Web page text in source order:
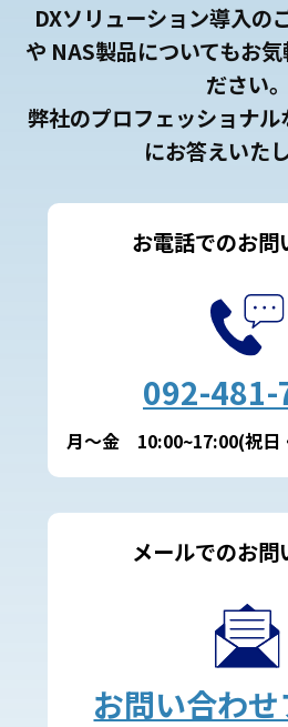
DXソリューション導入の
や NAS製品についてもお
ださい。
弊社のプロフェッショナ
にお答えいたし
お電話でのお問
092-481-
月～金 10:00~17:00(祝日
メールでのお問
お問い合わ